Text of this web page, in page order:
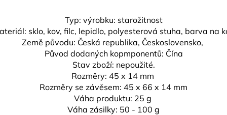
Typ: výrobku: starožitnost
sklo, kov, filc, lepidlo, polyesterová stuha, barva na
Země původu: Česká republika, Československo,
Původ dodaných kopmponentů: Čína
Stav zboží: nepoužité.
Rozměry: 45 x 14 mm
Rozměry se závěsem: 45 x 66 x 14 mm
Váha produktu: 25 g
Váha zásilky: 50 - 100 g